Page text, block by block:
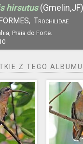
hirsutus (Gmelin,JF)
Trochilidae
Praia do Forte.
Z TEGO ALBUMU